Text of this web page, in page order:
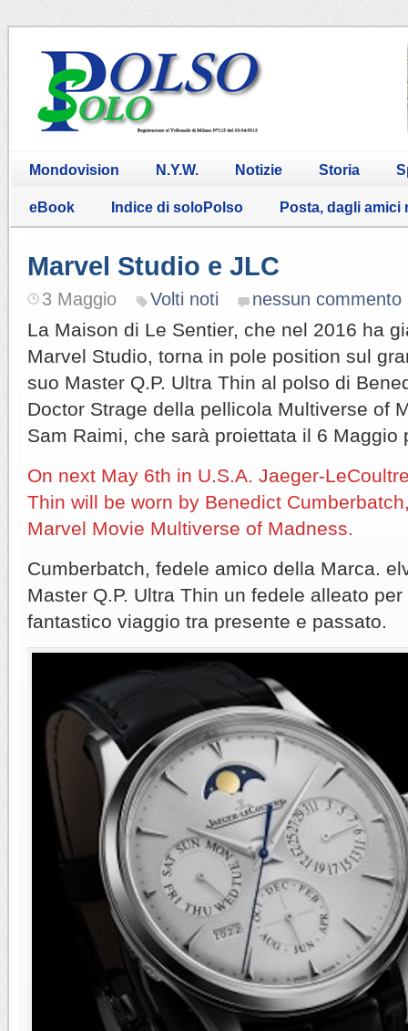
Mondovision N.Y.W. Notizie Storia
eBook Indice di soloPolso Posta, dagli amici
Marvel Studio e JLC
3 Maggio Volti noti nessun commento
La Maison di Le Sentier, che nel 2016 ha
Marvel Studio, torna in pole position sul
suo Master Q.P. Ultra Thin al polso di
Doctor Strage della pellicola Multiverse of
Sam Raimi, che sarà proiettata il 6 Maggio
On next May 6th in U.S.A. Jaeger-
Thin will be worn by Benedict
Marvel Movie Multiverse of Madness.
Cumberbatch, fedele amico della Marca.
Master Q.P. Ultra Thin un fedele alleato
fantastico viaggio tra presente e passato.